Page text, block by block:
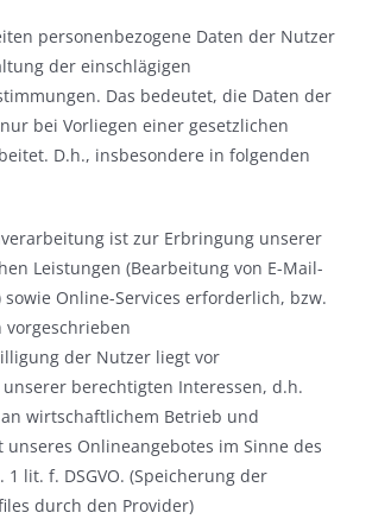
personenbezogene Daten der Nutzer
der einschlägigen
Das bedeutet, die Daten der
bei Vorliegen einer gesetzlichen
D.h., insbesondere in folgenden
ist zur Erbringung unserer
Leistungen (Bearbeitung von E-Mail-
sowie Online-Services erforderlich, bzw.
vorgeschrieben
der Nutzer liegt vor
berechtigten Interessen, d.h.
wirtschaftlichem Betrieb und
unseres Onlineangebotes im Sinne des
1 lit. f. DSGVO. (Speicherung der
durch den Provider)